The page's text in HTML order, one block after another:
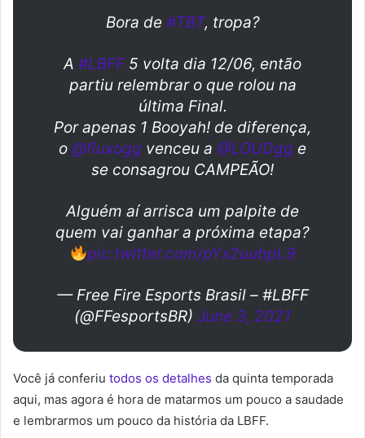
Bora de #TBT, tropa?
A #LBFF5 volta dia 12/06, então
partiu relembrar o que rolou na
última Final.
Por apenas 1 Booyah! de diferença,
o @fluxogg venceu a @LOUDgg e
se consagrou CAMPEÃO!
Alguém aí arrisca um palpite de
quem vai ganhar a próxima etapa?
pic.twitter.com/pYx2uubpL9
— Free Fire Esports Brasil – #LBFF
(@FFesportsBR) June 3, 2021
Você já conferiu todos os detalhes da quinta temporada
aqui, mas agora é hora de matarmos um pouco a saudade
e lembrarmos um pouco da história da LBFF.